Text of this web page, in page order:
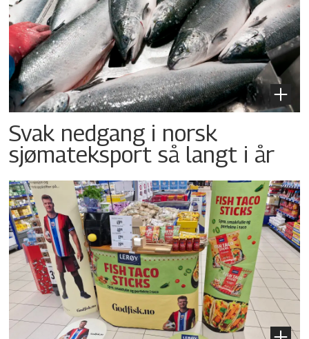
Svak nedgang i norsk
sjømateksport så langt i år